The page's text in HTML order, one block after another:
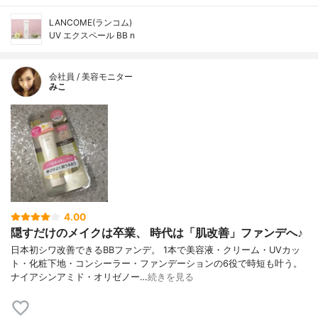
LANCOME(ランコム)
UV エクスペール BB n
会社員 / 美容モニター
みこ
4.00
隠すだけのメイクは卒業、 時代は「肌改善」ファンデへ♪
日本初シワ改善できるBBファンデ。 1本で美容液・クリーム・UVカッ
ト・化粧下地・コンシーラー・ファンデーションの6役で時短も叶う。
ナイアシンアミド・オリゼノー…続きを見る